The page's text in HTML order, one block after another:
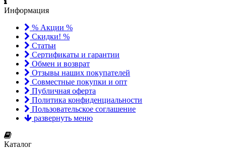
Информация
% Акции %
Скидки! %
Статьи
Сертификаты и гарантии
Обмен и возврат
Отзывы наших покупателей
Совместные покупки и опт
Публичная оферта
Политика конфиденциальности
Пользовательское соглашение
развернуть меню
Каталог